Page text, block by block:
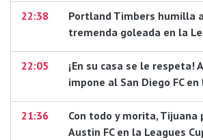
22:38
Portland Timbers humilla
tremenda goleada en la
22:05
¡En su casa se le respeta!
impone al San Diego FC
21:36
Con todo y morita, Tijuana
Austin FC en la Leagues